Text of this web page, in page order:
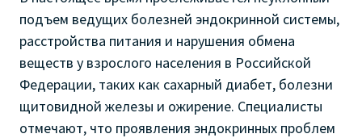
подъем ведущих болезней эндокринной системы,
расстройства питания и нарушения обмена
веществ у взрослого населения в Российской
Федерации, таких как сахарный диабет, болезни
щитовидной железы и ожирение. Специалисты
отмечают, что проявления эндокринных проблем